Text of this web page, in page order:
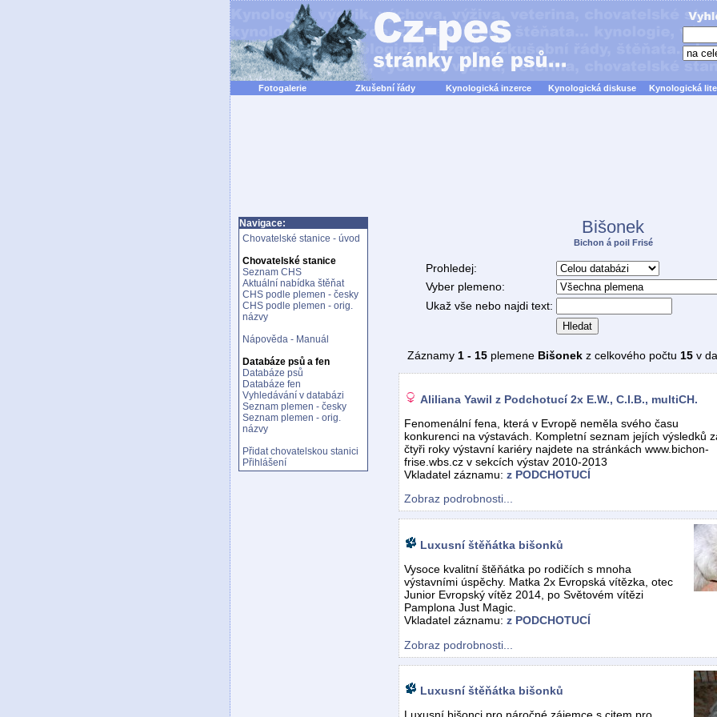
Fotogalerie Zkušební řády Kynologická inzerce Kynologická diskuse Kynologická
Navigace:
Chovatelské stanice - úvod
Chovatelské stanice
Seznam CHS
Aktuální nabídka štěňat
CHS podle plemen - česky
CHS podle plemen - orig.
názvy
Nápověda - Manuál
Databáze psů a fen
Databáze psů
Databáze fen
Vyhledávání v databázi
Seznam plemen - česky
Seznam plemen - orig.
názvy
Přidat chovatelskou stanici
Přihlášení
Bišonek
Bichon á poil Frisé
Prohledej:
Vyber plemeno:
Ukaž vše nebo najdi text:
Hledat
Záznamy 1 - 15 plemene Bišonek z celkového počtu 15 v
Aliliana Yawil z Podchotucí 2x E.W., C.I.B., multiCH.
Fenomenální fena, která v Evropě neměla svého času
konkurenci na výstavách. Kompletní seznam jejích výsledků
čtyři roky výstavní kariéry najdete na stránkách www.bichon-
frise.wbs.cz v sekcích výstav 2010-2013
Vkladatel záznamu: z PODCHOTUCÍ
Zobraz podrobnosti...
Luxusní štěňátka bišonků
Vysoce kvalitní štěňátka po rodičích s mnoha
výstavními úspěchy. Matka 2x Evropská vítězka, otec
Junior Evropský vítěz 2014, po Světovém vítězi
Pamplona Just Magic.
Vkladatel záznamu: z PODCHOTUCÍ
Zobraz podrobnosti...
Luxusní štěňátka bišonků